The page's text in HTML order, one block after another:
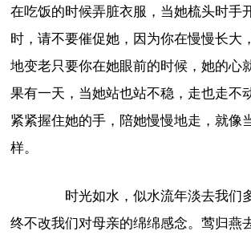
在吃饭的时候弄脏衣服，当她梳头时手
时，请不要催促她，因为你在慢慢长大
地变老只要你在她眼前的时候，她的心
果有一天，当她站也站不稳，走也走不
紧紧握住她的手，陪她慢慢地走，就像
样。
时光如水，似水流年淡去我们
终不改我们对母亲的绵绵感念。莺归燕